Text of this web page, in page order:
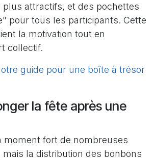
plus attractifs, et des pochettes
pour tous les participants. Cette
la motivation tout en
collectif.
guide pour une boîte à trésor
la fête après une
moment fort de nombreuses
la distribution des bonbons